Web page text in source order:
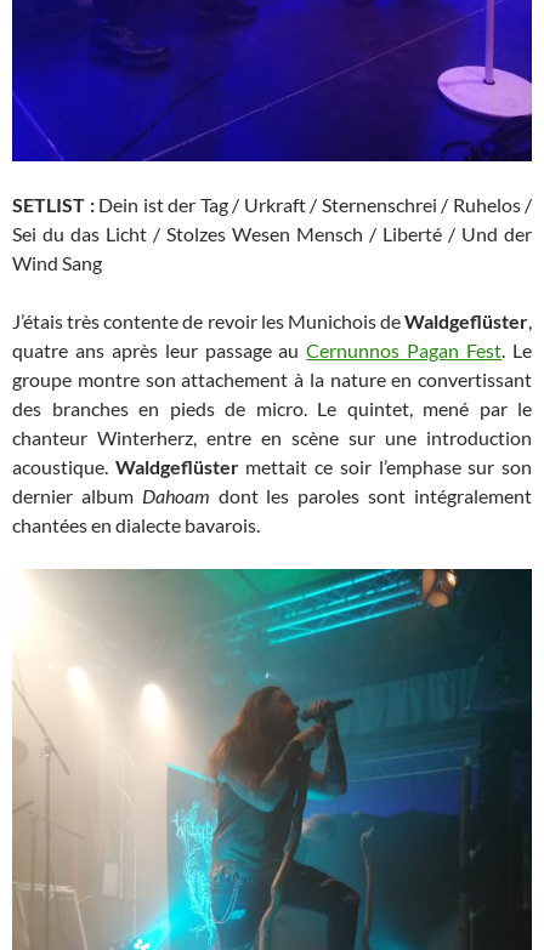
SETLIST :Dein ist der Tag / Urkraft / Sternenschrei / Ruhelos /
Sei du das Licht / Stolzes Wesen Mensch / Liberté / Und der
Wind Sang
J’étais très contente de revoir les Munichois deWaldgeflüster,
quatre ans après leur passage auCernunnos Pagan Fest. Le
groupe montre son attachement à la nature en convertissant
des branches en pieds de micro. Le quintet, mené par le
chanteur Winterherz, entre en scène sur une introduction
acoustique. Waldgeflüstermettait ce soir l’emphase sur son
dernier album Dahoam dont les paroles sont intégralement
chantées en dialecte bavarois.